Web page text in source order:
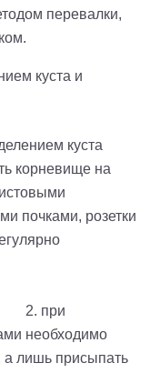
перевалки,
куста и
куста
корневище на
почками, розетки
необходимо
а лишь присыпать